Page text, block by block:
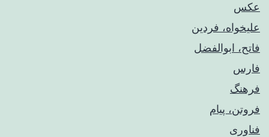
عکس
علیخواه، فردین
فاتح، ابوالفضل
فارس
فرهنگ
فروتن، پیام
فناوری